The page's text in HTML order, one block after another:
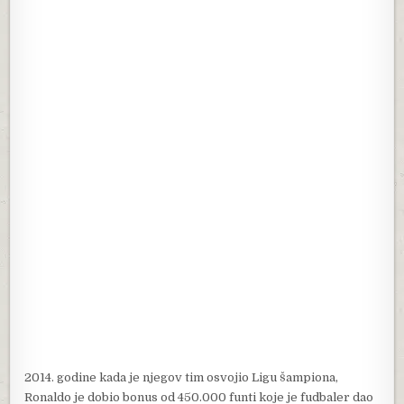
2014. godine kada je njegov tim osvojio Ligu šampiona,
Ronaldo je dobio bonus od 450.000 funti koje je fudbaler dao